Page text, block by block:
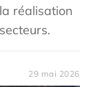
réalisation
29 mai 2026